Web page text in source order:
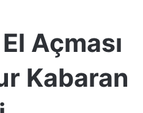
Açması
Kabaran